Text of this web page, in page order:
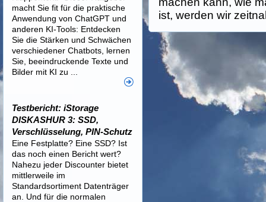
ist, werden wir
macht Sie fit für die praktische
Anwendung von ChatGPT und
anderen KI-Tools: Entdecken
Sie die Stärken und Schwächen
verschiedener Chatbots, lernen
Sie, beeindruckende Texte und
Bilder mit KI zu ...
Testbericht: iStorage
DISKASHUR 3: SSD,
Verschlüsselung, PIN-Schutz
Eine Festplatte? Eine SSD? Ist
das noch einen Bericht wert?
Nahezu jeder Discounter bietet
mittlerweile im
Standardsortiment Datenträger
an. Und für die normalen